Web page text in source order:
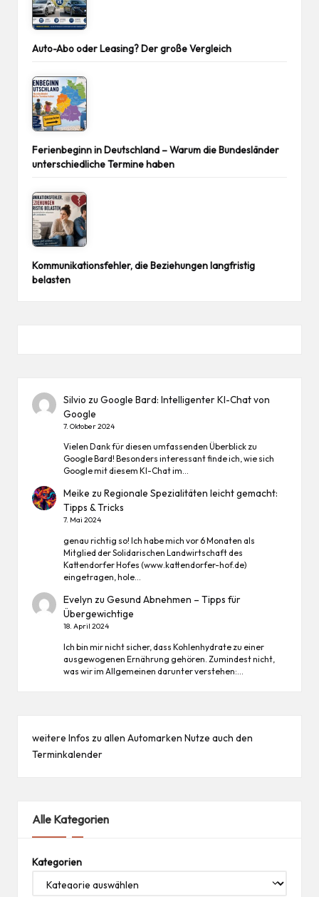
Auto-Abo oder Leasing? Der große Vergleich
Ferienbeginn in Deutschland – Warum die Bundesländer
unterschiedliche Termine haben
Kommunikationsfehler, die Beziehungen langfristig
belasten
Silvio zuGoogle Bard: Intelligenter KI-Chat von
Google
7. Oktober 2024
Vielen Dank für diesen umfassenden Überblick zu
Google Bard! Besonders interessant finde ich, wie sich
Google mit diesem KI-Chat im…
Meike zuRegionale Spezialitäten leicht gemacht:
Tipps & Tricks
7. Mai 2024
genau richtig so! Ich habe mich vor 6 Monaten als
Mitglied der Solidarischen Landwirtschaft des
Kattendorfer Hofes (www.kattendorfer-hof.de)
eingetragen, hole…
Evelyn zuGesund Abnehmen – Tipps für
Übergewichtige
18. April 2024
Ich bin mir nicht sicher, dass Kohlenhydrate zu einer
ausgewogenen Ernährung gehören. Zumindest nicht,
was wir im Allgemeinen darunter verstehen:…
weitere Infos zu allen Automarken Nutze auch den
Terminkalender
Alle Kategorien
Kategorien